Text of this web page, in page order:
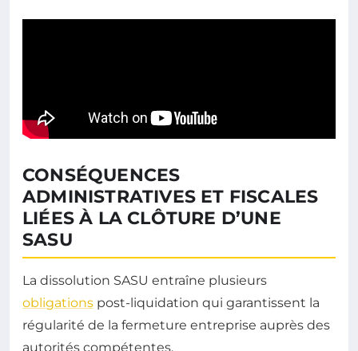
CONSÉQUENCES
ADMINISTRATIVES ET FISCALES
LIÉES À LA CLÔTURE D’UNE
SASU
La dissolution SASU entraîne plusieurs
obligations post-liquidation qui garantissent la
régularité de la fermeture entreprise auprès des
autorités compétentes.